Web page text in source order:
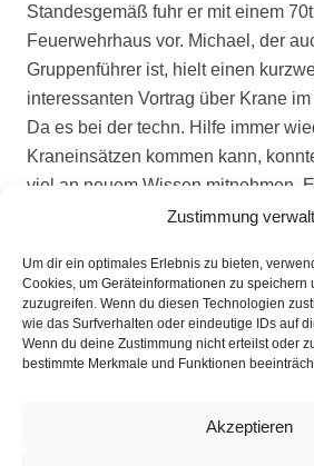
Zustimmung
Um dir ein optimales Erlebnis zu bieten,
Cookies, um Geräteinformationen zu speichern
zuzugreifen. Wenn du diesen Technologien
wie das Surfverhalten oder eindeutige IDs auf
Wenn du deine Zustimmung nicht erteilst oder
bestimmte Merkmale und Funktionen
Akzeptieren
Standesgemäß fuhr er mit einem
Feuerwehrhaus vor. Michael, der
Gruppenführer ist, hielt einen
interessanten Vortrag über Krane
Da es bei der techn. Hilfe immer
Kraneinsätzen kommen kann,
viel an neuem Wissen mitnehmen.
einige Tipps und Vorgehensweisen
Technik besichtigen zu können,
genutzt. Das nächste Treffen wird
Leeste stattfinden.